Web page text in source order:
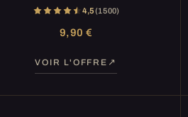
4,5(1 500)
9,90 €
VOIR L'OFFRE